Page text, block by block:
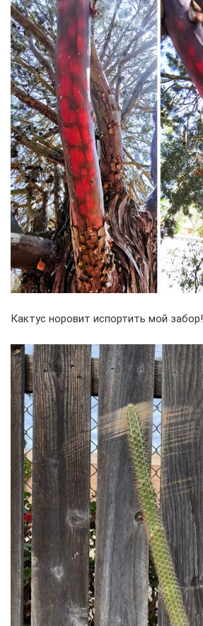
Кактус норовит испортить мой забор!